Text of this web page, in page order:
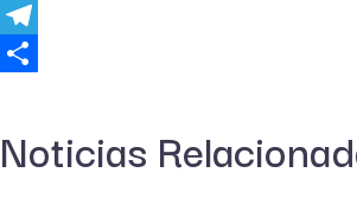
Copy
Link
Telegram
Noticias